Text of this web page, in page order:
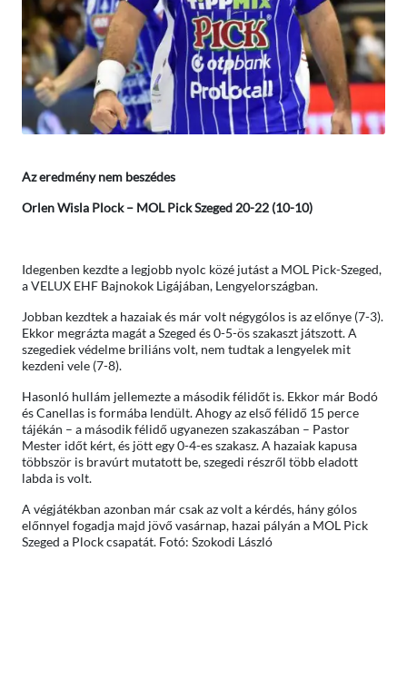
Az eredmény nem beszédes
Orlen Wisla Plock – MOL Pick Szeged 20-22 (10-10)
Idegenben kezdte a legjobb nyolc közé jutást a MOL Pick-Szeged,
a VELUX EHF Bajnokok Ligájában, Lengyelországban.
Jobban kezdtek a hazaiak és már volt négygólos is az előnye (7-3).
Ekkor megrázta magát a Szeged és 0-5-ös szakaszt játszott. A
szegediek védelme briliáns volt, nem tudtak a lengyelek mit
kezdeni vele (7-8).
Hasonló hullám jellemezte a második félidőt is. Ekkor már Bodó
és Canellas is formába lendült. Ahogy az első félidő 15 perce
tájékán – a második félidő ugyanezen szakaszában – Pastor
Mester időt kért, és jött egy 0-4-es szakasz. A hazaiak kapusa
többször is bravúrt mutatott be, szegedi részről több eladott
labda is volt.
A végjátékban azonban már csak az volt a kérdés, hány gólos
előnnyel fogadja majd jövő vasárnap, hazai pályán a MOL Pick
Szeged a Plock csapatát. Fotó: Szokodi László